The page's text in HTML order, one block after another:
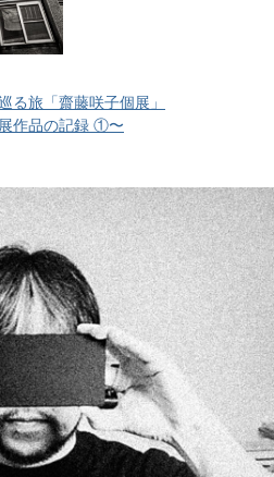
る旅「齋藤咲子個展」
作品の記録 ①〜